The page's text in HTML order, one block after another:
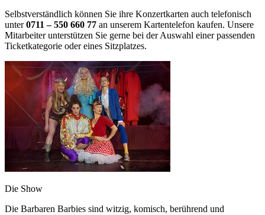
Selbstverständlich können Sie ihre Konzertkarten auch telefonisch
unter0711 – 550 660 77 an unserem Kartentelefon kaufen. Unsere
Mitarbeiter unterstützen Sie gerne bei der Auswahl einer passenden
Ticketkategorie oder eines Sitzplatzes.
Die Show
Die Barbaren Barbies sind witzig, komisch, berührend und